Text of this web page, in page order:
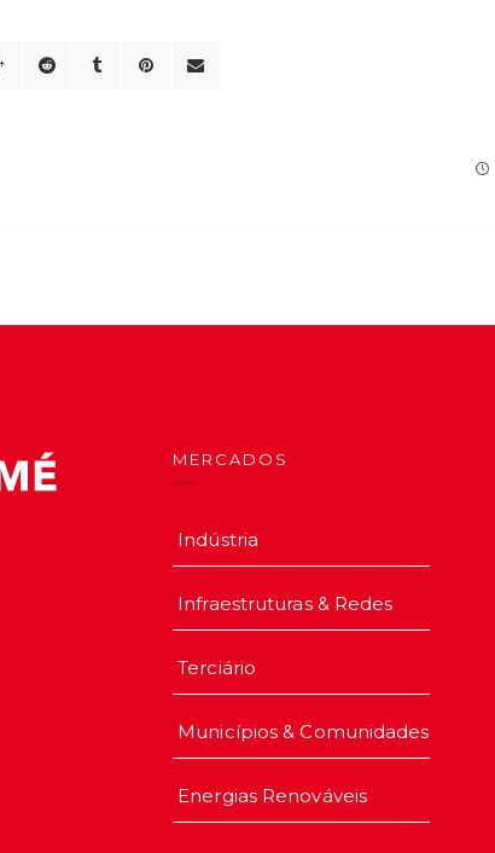
MERCADOS
Indústria
Infraestruturas & Redes
Terciário
Municípios & Comunidades
Energias Renováveis